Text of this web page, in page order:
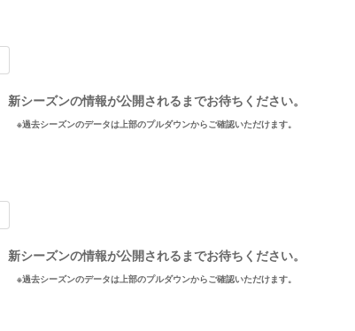
新シーズンの情報が公開されるまでお待ちください。
※過去シーズンのデータは上部のプルダウンからご確認いただけます。
新シーズンの情報が公開されるまでお待ちください。
※過去シーズンのデータは上部のプルダウンからご確認いただけます。